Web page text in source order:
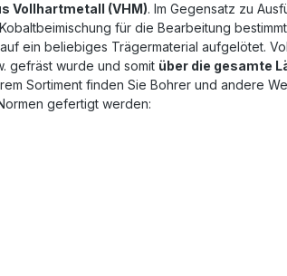
Vollhartmetall (VHM). Im Gegensatz zu
für die Bearbeitung
ein beliebiges Trägermaterial aufgelötet.
gefräst wurde und somit über die gesamte
Sortiment finden Sie Bohrer und andere
gefertigt werden: